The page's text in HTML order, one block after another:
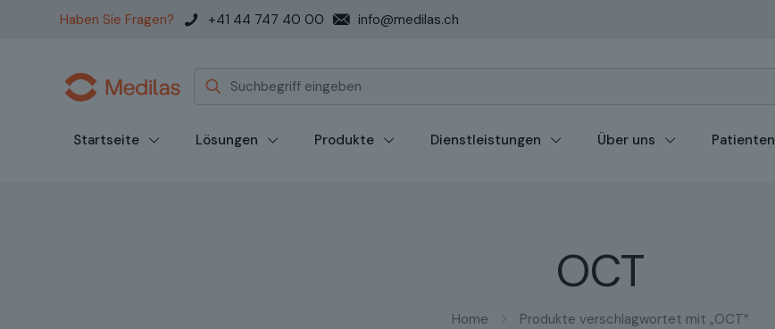
Haben Sie Fragen? +41 44 747 40 00 info@medilas.ch
Startseite Lösungen Produkte Dienstleistungen Über uns Patienten
OCT
Home Produkte verschlagwortet mit „OCT“